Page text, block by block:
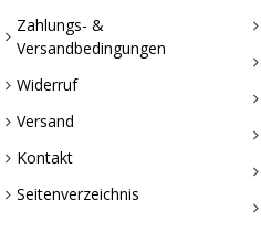
Zahlungs- &
Versandbedingungen
Widerruf
Versand
Kontakt
Seitenverzeichnis